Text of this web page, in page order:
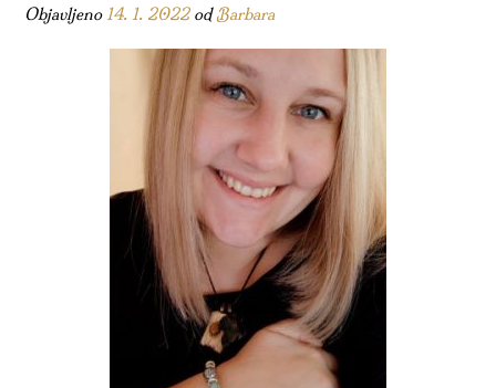
Objavljeno 14. 1. 2022odBarbara